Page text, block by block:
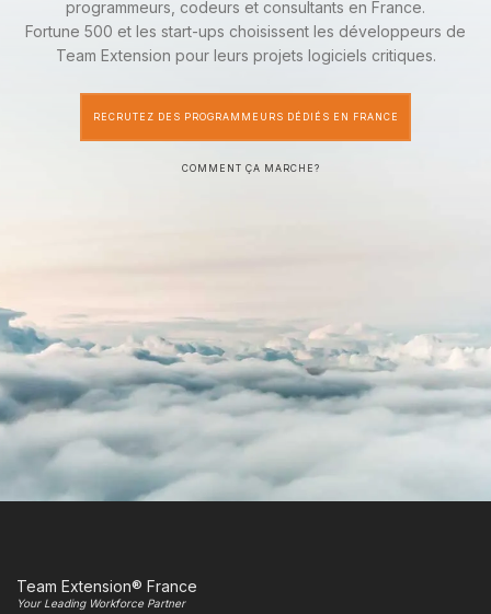
programmeurs, codeurs et consultants en France.
Fortune 500 et les start-ups choisissent les développeurs de
Team Extension pour leurs projets logiciels critiques.
RECRUTEZ DES PROGRAMMEURS DÉDIÉS EN FRANCE
COMMENT ÇA MARCHE?
Team Extension® France
Your Leading Workforce Partner